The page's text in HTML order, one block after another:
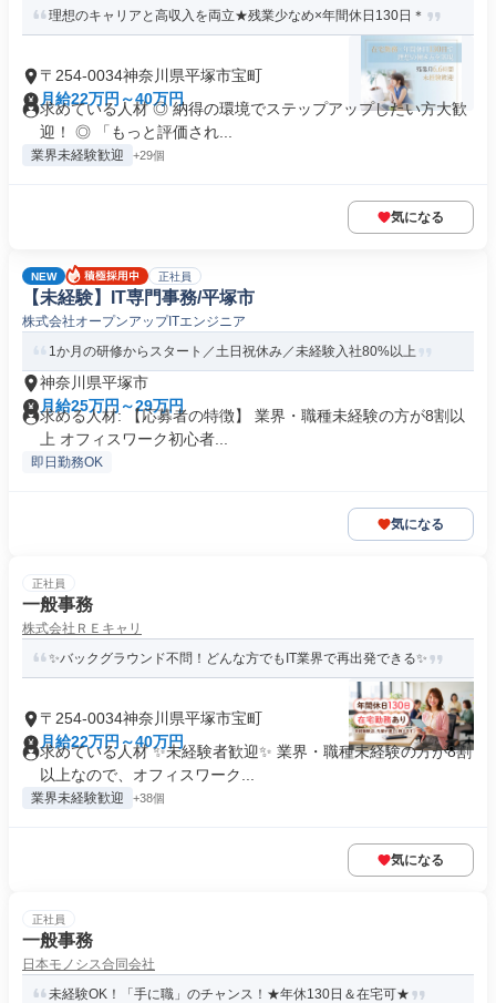
理想のキャリアと高収入を両立★残業少なめ×年間休日130日＊
〒254-0034神奈川県平塚市宝町
月給22万円～40万円
求めている人材 ◎ 納得の環境でステップアップしたい方大歓
迎！ ◎ 「もっと評価され...
業界未経験歓迎 +29個
気になる
NEW 正社員
【未経験】IT専門事務/平塚市
株式会社オープンアップITエンジニア
1か月の研修からスタート／土日祝休み／未経験入社80%以上
神奈川県平塚市
月給25万円～29万円
求める人材: 【応募者の特徴】 業界・職種未経験の方が8割以
上 オフィスワーク初心者...
即日勤務OK
気になる
正社員
一般事務
株式会社ＲＥキャリ
✨バックグラウンド不問！どんな方でもIT業界で再出発できる✨
〒254-0034神奈川県平塚市宝町
月給22万円～40万円
求めている人材 ✨未経験者歓迎✨ 業界・職種未経験の方が8割
以上なので、オフィスワーク...
業界未経験歓迎 +38個
気になる
正社員
一般事務
日本モノシス合同会社
未経験OK！「手に職」のチャンス！★年休130日＆在宅可★